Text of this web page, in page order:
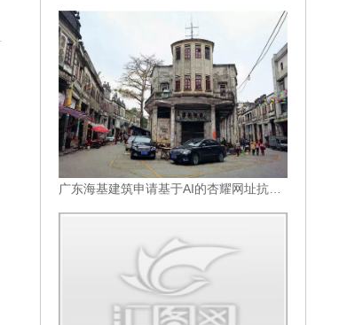
广东海基建筑申请基于AI的杏耀网址抗震手脚架设计模型优化方法专利有效提升在复杂震动环境下的稳定性